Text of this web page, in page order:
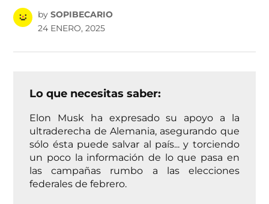
by SOPIBECARIO
24 ENERO, 2025
Lo que necesitas saber:
Elon Musk ha expresado su apoyo a la
ultraderecha de Alemania, asegurando que
sólo ésta puede salvar al país... y torciendo
un poco la información de lo que pasa en
las campañas rumbo a las elecciones
federales de febrero.